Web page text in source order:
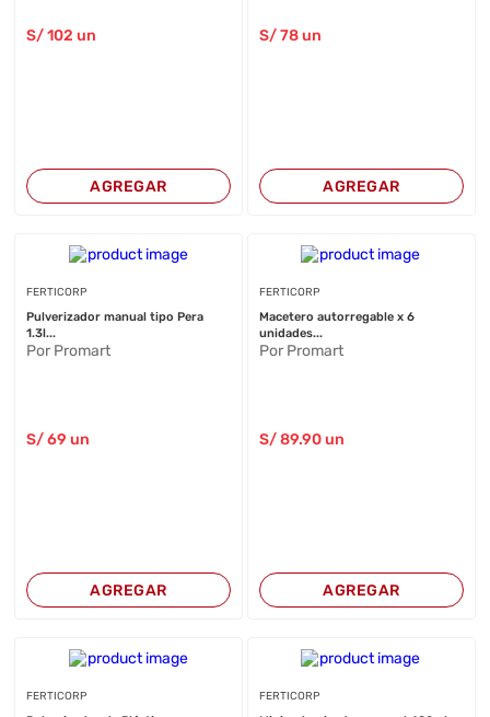
S/102 un
AGREGAR
S/78un
AGREGAR
FERTICORP
Pulverizador manual tipo Pera
1.3l...
Por Promart
S/69 un
AGREGAR
FERTICORP
Macetero autorregable x 6
unidades...
Por Promart
S/89.90un
AGREGAR
FERTICORP FERTICORP